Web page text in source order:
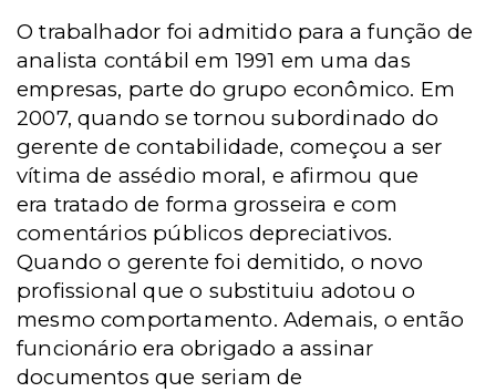
O trabalhador foi admitido para a função de
analista contábil em 1991 em uma das
empresas, parte do grupo econômico. Em
2007, quando se tornou subordinado do
gerente de contabilidade, começou a ser
vítima de assédio moral, e afirmou que
era tratado de forma grosseira e com
comentários públicos depreciativos.
Quando o gerente foi demitido, o novo
profissional que o substituiu adotou o
mesmo comportamento. Ademais, o então
funcionário era obrigado a assinar
documentos que seriam de